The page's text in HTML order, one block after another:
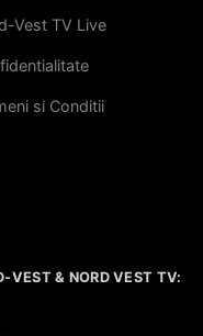
Vest TV Live
si Conditii
VEST & NORD VEST TV: